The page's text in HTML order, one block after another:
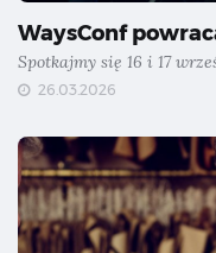
WaysConf
Spotkajmy się 16 i 17
26.03.2026